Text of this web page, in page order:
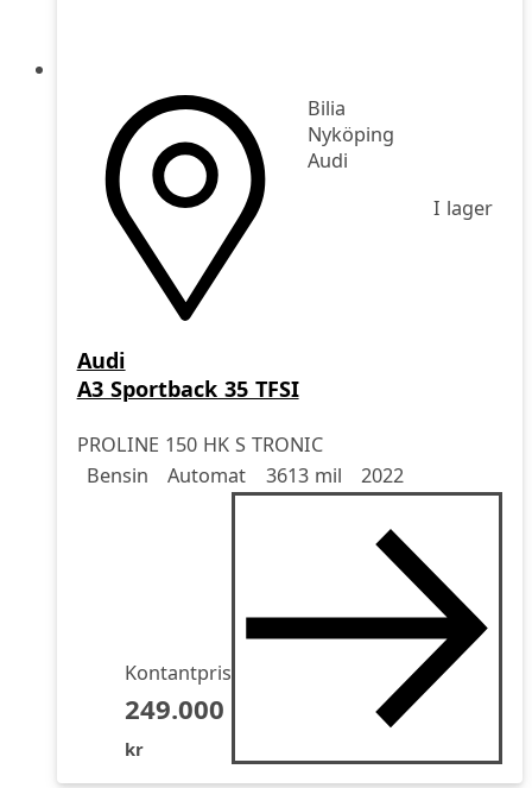
Bilia
Nyköping
Audi
I lager
Audi
A3 Sportback 35 TFSI
PROLINE 150 HK S TRONIC
Drivmedel
Bensin
Drivmedel Automat
Miltal 3613 mil
årsmodell 2022
Kontantpris
249.000
kr